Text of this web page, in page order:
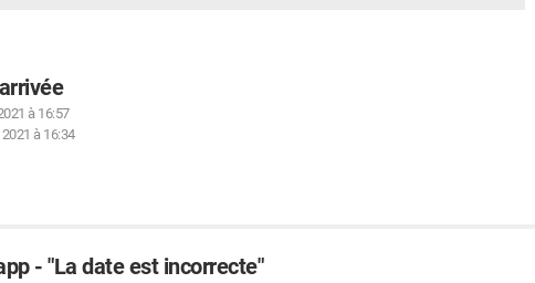
à 16:57
à 16:34
- "La date est incorrecte"